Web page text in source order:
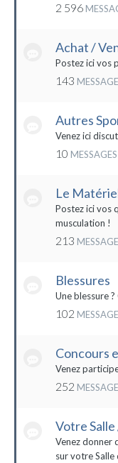
2 596
Achat /
Postez ici vos
143
Autres
Venez ici
10 MESSAGES
Le
Postez ici vos
musculation !
213
Blessures
Une blessure
102
Concours
Venez
252
Votre
Venez donner
sur votre Salle